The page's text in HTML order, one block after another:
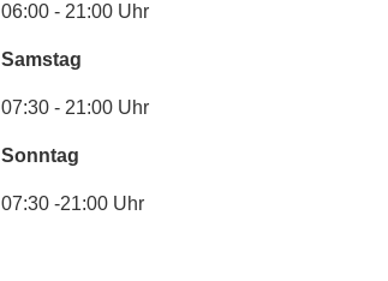
06:00 - 21:00 Uhr
Samstag
07:30 - 21:00 Uhr
Sonntag
07:30 -21:00 Uhr